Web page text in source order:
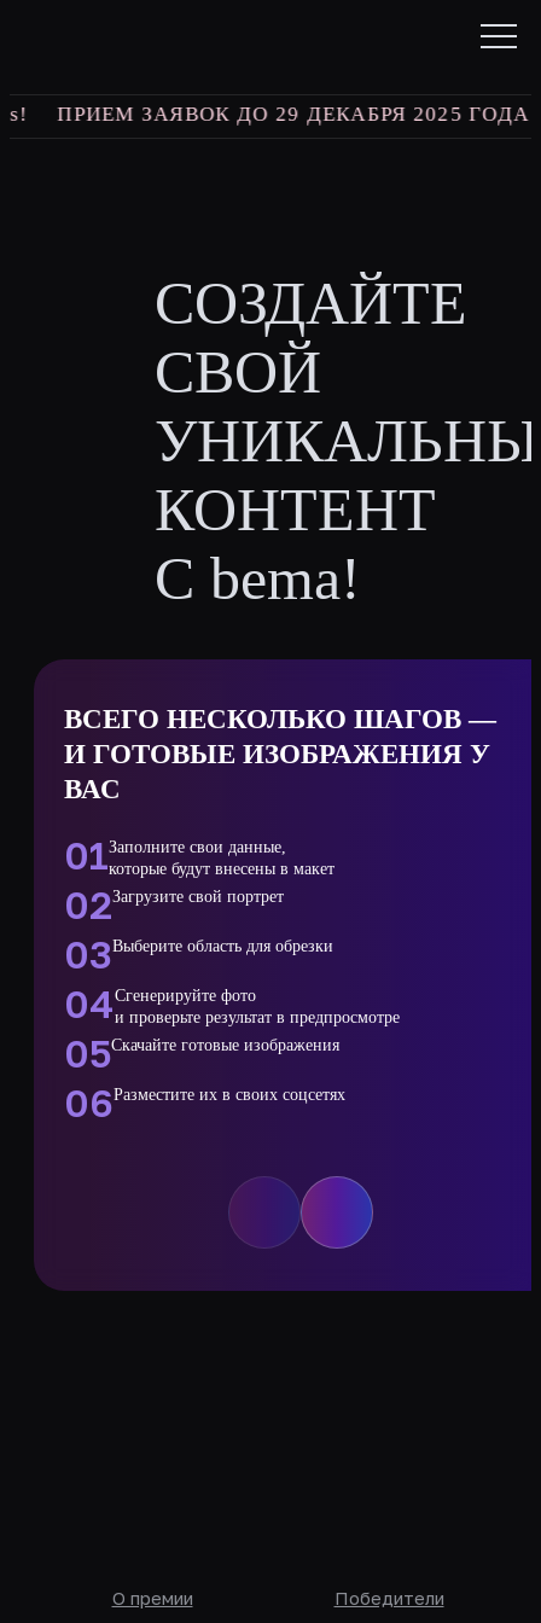
ПРИЕМ ЗАЯВОК ДО 29 ДЕКАБРЯ 2025 ГОДА
СОЗДАЙТЕ
СВОЙ
КОНТЕНТ
С bema!
ВСЕГО НЕСКОЛЬКО ШАГОВ —
И ГОТОВЫЕ ИЗОБРАЖЕНИЯ У
ВАС
01Заполните свои данные,
которые будут внесены в макет
02Загрузите свой портрет
03Выберите область для обрезки
04Сгенерируйте фото
и проверьте результат в предпросмотре
05Скачайте готовые изображения
06Разместите их в своих соцсетях
О премии Победители